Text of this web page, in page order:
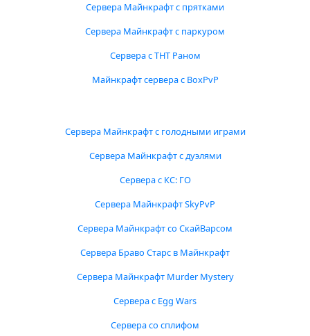
Сервера Майнкрафт с прятками
Сервера Майнкрафт с паркуром
Сервера с ТНТ Раном
Майнкрафт сервера с BoxPvP
Сервера Майнкрафт с голодными играми
Сервера Майнкрафт с дуэлями
Сервера с КС: ГО
Сервера Майнкрафт SkyPvP
Сервера Майнкрафт со СкайВарсом
Сервера Браво Старс в Майнкрафт
Сервера Майнкрафт Murder Mystery
Сервера с Egg Wars
Сервера со сплифом